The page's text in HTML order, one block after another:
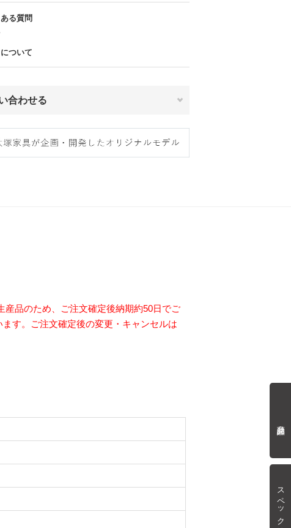
スペック情報
る質問
ついて
合わせる
品のため、ご注文確定後納期約50日でご
す。ご注文確定後の変更・キャンセルは